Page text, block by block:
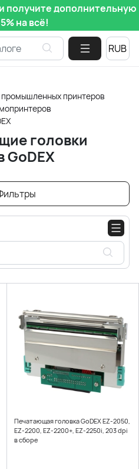
получите дополнительную
на всё!
принтеров
головки
Печатающая головка GoDEX EZ-2050,
EZ-2200, EZ-2200+, EZ-2250i, 203 dpi
в сборе